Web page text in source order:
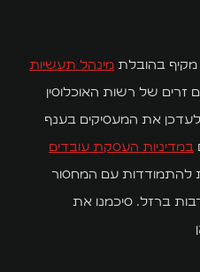
מינהל תעשיות
זרים של רשות האוכלוסין
את המעסיקים בענף
במדיניות העסקת עובדים
להתמודדות עם המחסור
ברזל. סיכמנו את